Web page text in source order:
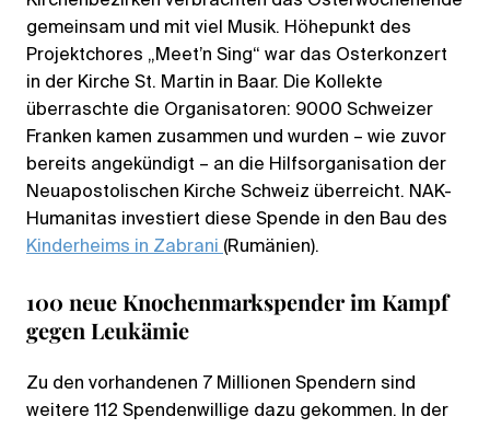
gemeinsam und mit viel Musik. Höhepunkt des
Projektchores „Meet’n Sing“ war das Osterkonzert
in der Kirche St. Martin in Baar. Die Kollekte
überraschte die Organisatoren: 9000 Schweizer
Franken kamen zusammen und wurden – wie zuvor
bereits angekündigt – an die Hilfsorganisation der
Neuapostolischen Kirche Schweiz überreicht. NAK-
Humanitas investiert diese Spende in den Bau des
Kinderheims in Zabrani (Rumänien).
100 neue Knochenmarkspender im Kampf
gegen Leukämie
Zu den vorhandenen 7 Millionen Spendern sind
weitere 112 Spendenwillige dazu gekommen. In der